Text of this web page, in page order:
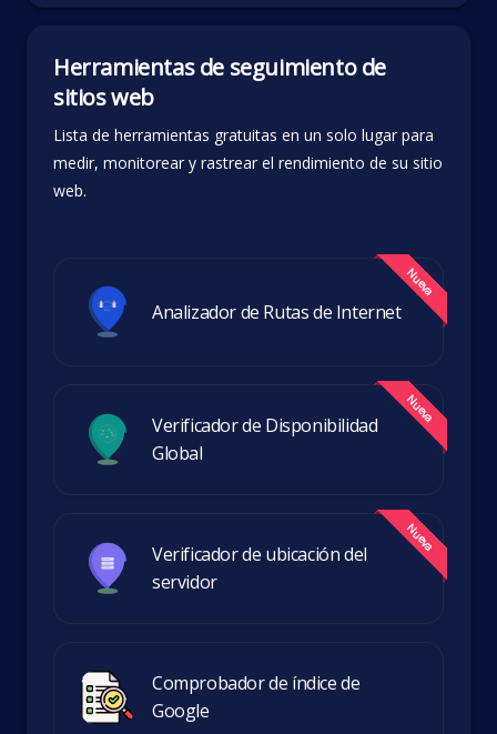
Herramientas de seguimiento de
sitios web
Lista de herramientas gratuitas en un solo lugar para
medir, monitorear y rastrear el rendimiento de su sitio
web.
Analizador de Rutas de Internet
Verificador de Disponibilidad
Global
Verificador de ubicación del
servidor
Comprobador de índice de
Google